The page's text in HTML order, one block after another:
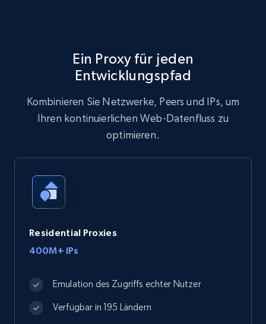
Ein Proxy für jeden
Entwicklungspfad
Kombinieren Sie Netzwerke, Peers und IPs, um
Ihren kontinuierlichen Web-Datenfluss zu
optimieren.
Residential Proxies
400M+ IPs
Emulation des Zugriffs echter Nutzer
Verfügbar in 195 Ländern